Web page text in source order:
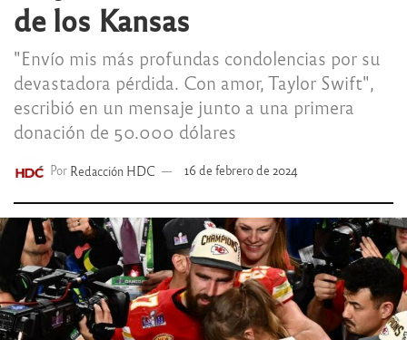
de los Kansas
"Envío mis más profundas condolencias por su
devastadora pérdida. Con amor, Taylor Swift",
escribió en un mensaje junto a una primera
donación de 50.000 dólares
Por Redacción HDC 16 de febrero de 2024